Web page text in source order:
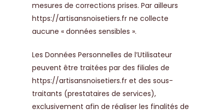
mesures de corrections prises. Par ailleurs
https://artisansnoisetiers.fr ne collecte
aucune « données sensibles ».
Les Données Personnelles de l’Utilisateur
peuvent être traitées par des filiales de
https://artisansnoisetiers.fr et des sous-
traitants (prestataires de services),
exclusivement afin de réaliser les finalités de